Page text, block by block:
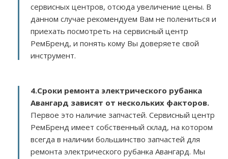
сервисных центров, отсюда увеличение цены. В
данном случае рекомендуем Вам не полениться и
приехать посмотреть на сервисный центр
РемБренд, и понять кому Вы доверяете свой
инструмент.
4.Сроки ремонта электрического рубанка
Авангард зависят от нескольких факторов.
Первое это наличие запчастей. Сервисный центр
РемБренд имеет собственный склад, на котором
всегда в наличии большинство запчастей для
ремонта электрического рубанка Авангард. Мы